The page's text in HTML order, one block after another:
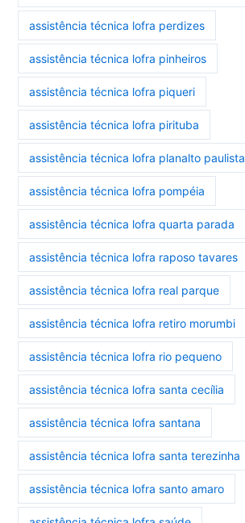
assistência técnica lofra perdizes
assistência técnica lofra pinheiros
assistência técnica lofra piqueri
assistência técnica lofra pirituba
assistência técnica lofra planalto paulista
assistência técnica lofra pompéia
assistência técnica lofra quarta parada
assistência técnica lofra raposo tavares
assistência técnica lofra real parque
assistência técnica lofra retiro morumbi
assistência técnica lofra rio pequeno
assistência técnica lofra santa cecília
assistência técnica lofra santana
assistência técnica lofra santa terezinha
assistência técnica lofra santo amaro